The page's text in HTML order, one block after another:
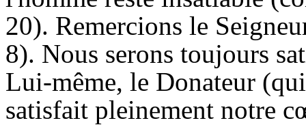
20). Remercions le
8). Nous serons toujours
Lui-même, le Donateur
satisfait pleinement notre